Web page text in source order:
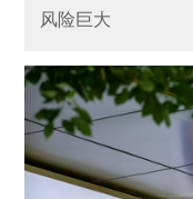
风险巨大